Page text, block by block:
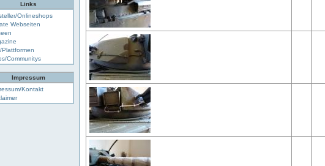
Links
Onlineshops
Webseiten
Plattformen
Communitys
Impressum
Kontakt